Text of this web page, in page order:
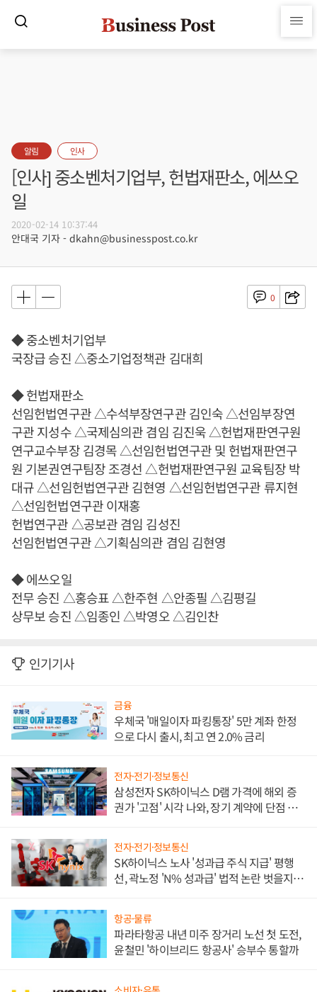
알림 인사
[인사] 중소벤처기업부, 헌법재판소, 에쓰오
일
2020-02-14 10:37:44
안대국 기자 - dkahn@businesspost.co.kr
0
◆ 중소벤처기업부
국장급 승진 △중소기업정책관 김대희
◆ 헌법재판소
선임헌법연구관 △수석부장연구관 김인숙 △선임부장연
구관 지성수 △국제심의관 겸임 김진욱 △헌법재판연구원
연구교수부장 김경목 △선임헌법연구관 및 헌법재판연구
원 기본권연구팀장 조경선 △헌법재판연구원 교육팀장 박
대규 △선임헌법연구관 김현영 △선임헌법연구관 류지현
△선임헌법연구관 이재홍
헌법연구관 △공보관 겸임 김성진
선임헌법연구관 △기획심의관 겸임 김현영
◆ 에쓰오일
전무 승진 △홍승표 △한주현 △안종필 △김평길
상무보 승진 △임종인 △박영오 △김인찬
인기기사
금융
우체국 '매일이자 파킹통장' 5만 계좌 한정
으로 다시 출시, 최고 연 2.0% 금리
전자·전기·정보통신
삼성전자 SK하이닉스 D램 가격에 해외 증
권가 '고점' 시각 나와, 장기 계약에 단점 부
전자·전기·정보통신
SK하이닉스 노사 '성과급 주식 지급' 평행
선, 곽노정 'N% 성과급' 법적 논란 벗을지 주
항공·물류
파라타항공 내년 미주 장거리 노선 첫 도전,
윤철민 '하이브리드 항공사' 승부수 통할까